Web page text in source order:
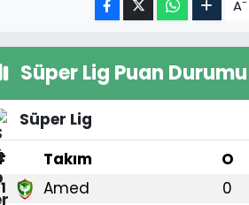
A
Süper Lig Puan Durumu
Süper Lig
Takım O
1 Amed 0